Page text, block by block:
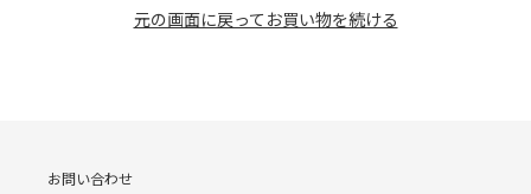
元の画面に戻ってお買い物を続ける
お問い合わせ